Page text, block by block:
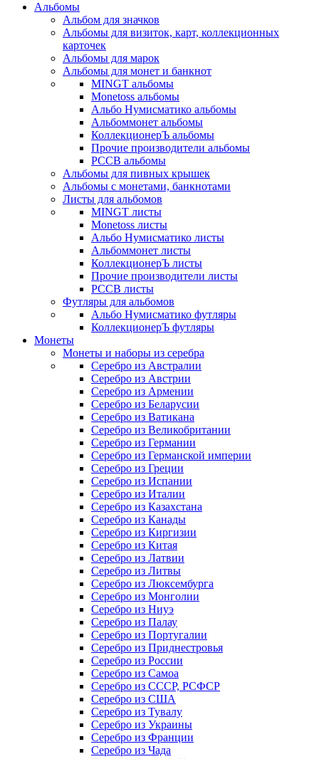
Альбомы
Альбом для значков
Альбомы для визиток, карт, коллекционных
карточек
Альбомы для марок
Альбомы для монет и банкнот
MINGT альбомы
Monetoss альбомы
Альбо Нумисматико альбомы
Альбоммонет альбомы
КоллекционерЪ альбомы
Прочие производители альбомы
РССВ альбомы
Альбомы для пивных крышек
Альбомы с монетами, банкнотами
Листы для альбомов
MINGT листы
Monetoss листы
Альбо Нумисматико листы
Альбоммонет листы
КоллекционерЪ листы
Прочие производители листы
РССВ листы
Футляры для альбомов
Альбо Нумисматико футляры
КоллекционерЪ футляры
Монеты
Монеты и наборы из серебра
Серебро из Австралии
Серебро из Австрии
Серебро из Армении
Серебро из Беларусии
Серебро из Ватикана
Серебро из Великобритании
Серебро из Германии
Серебро из Германской империи
Серебро из Греции
Серебро из Испании
Серебро из Италии
Серебро из Казахстана
Серебро из Канады
Серебро из Киргизии
Серебро из Китая
Серебро из Латвии
Серебро из Литвы
Серебро из Люксембурга
Серебро из Монголии
Серебро из Ниуэ
Серебро из Палау
Серебро из Португалии
Серебро из Приднестровья
Серебро из России
Серебро из Самоа
Серебро из СССР, РСФСР
Серебро из США
Серебро из Тувалу
Серебро из Украины
Серебро из Франции
Серебро из Чада